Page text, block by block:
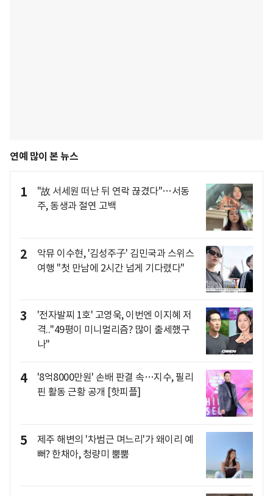
연예 많이 본 뉴스
1
"故 서세원 떠난 뒤 연락 끊겼다"…서동
주, 동생과 절연 고백
2
악뮤 이수현, '김성주子' 김민국과 스위스
여행 "첫 만남에 2시간 넘게 기다렸다"
3
'전자발찌 1호' 고영욱, 이번엔 이지혜 저
격.."49평이 미니멀리즘? 많이 출세했구
나"
4
'8억8000만원' 손배 판결 속…지수, 필리
핀 활동 근황 공개 [핫피플]
5
제주 해변의 '차범근 며느리'가 왜이리 예
뻐? 한채아, 청량미 뿜뿜